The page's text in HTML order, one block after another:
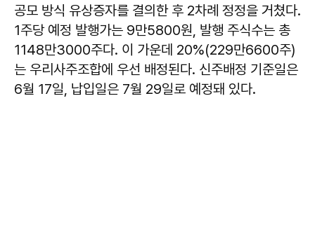
공모 방식 유상증자를 결의한 후 2차례 정정을 거쳤다.
1주당 예정 발행가는 9만5800원, 발행 주식수는 총
1148만3000주다. 이 가운데 20%(229만6600주)
는 우리사주조합에 우선 배정된다. 신주배정 기준일은
6월 17일, 납입일은 7월 29일로 예정돼 있다.